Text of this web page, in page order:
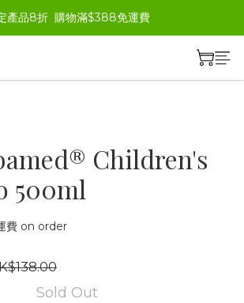
產品8折  購物滿$388免運費
Children's
500ml
費 on order
Sold Out